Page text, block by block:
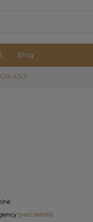
Blog
43/2
(vezi detalii)